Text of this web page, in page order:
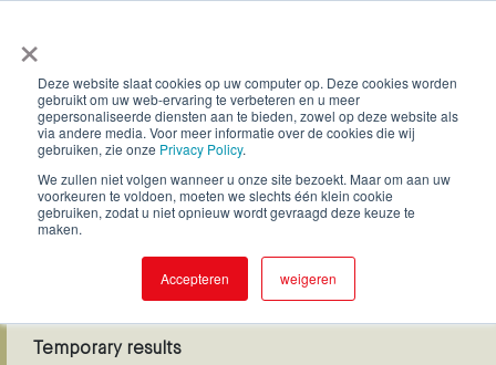
×
Deze website slaat cookies op uw computer op. Deze cookies worden
gebruikt om uw web-ervaring te verbeteren en u meer
gepersonaliseerde diensten aan te bieden, zowel op deze website als
via andere media. Voor meer informatie over de cookies die wij
gebruiken, zie onze Privacy Policy.
We zullen niet volgen wanneer u onze site bezoekt. Maar om aan uw
voorkeuren te voldoen, moeten we slechts één klein cookie
gebruiken, zodat u niet opnieuw wordt gevraagd deze keuze te
maken.
Accepteren weigeren
Zeezwemmen Nieuwpoort
6 Zeezwemmen Nieuwpoort
By : Sportdienst Nieuwpoort
Temporary results